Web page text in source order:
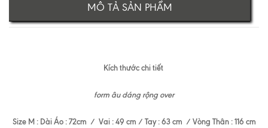
MÔ TẢ SẢN PHẨM
Kích thước chi tiết
form âu dáng rộng over
Size M : Dài Áo : 72cm / Vai : 49 cm / Tay : 63 cm / Vòng Thân : 116 cm